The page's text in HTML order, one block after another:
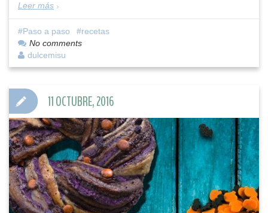
Leer más
Paso a paso
recetas
No comments
dulcemisu
11 OCTUBRE, 2016